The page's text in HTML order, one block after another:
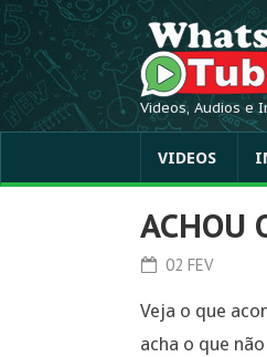
Videos, Audios e
VIDEOS
ACHOU
02 FEV
Veja o que
acha o que